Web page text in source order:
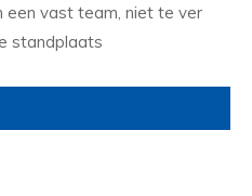
een vast team, niet te ver
standplaats